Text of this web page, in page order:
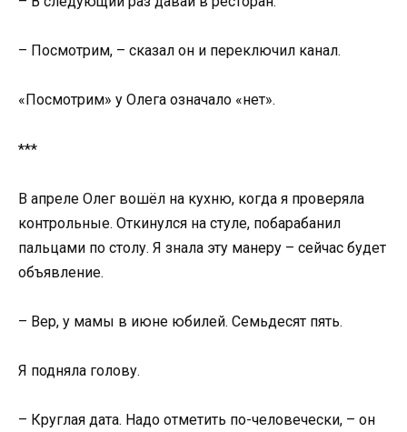
– Посмотрим, – сказал он и переключил канал.
«Посмотрим» у Олега означало «нет».
***
В апреле Олег вошёл на кухню, когда я проверяла
контрольные. Откинулся на стуле, побарабанил
пальцами по столу. Я знала эту манеру – сейчас будет
объявление.
– Вер, у мамы в июне юбилей. Семьдесят пять.
Я подняла голову.
– Круглая дата. Надо отметить по-человечески, – он